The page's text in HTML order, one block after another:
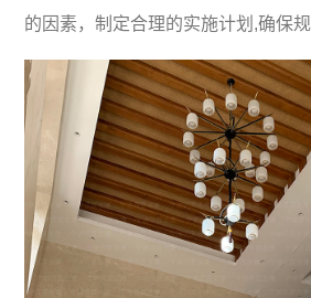
的因素，制定合理的实施计划,确保规